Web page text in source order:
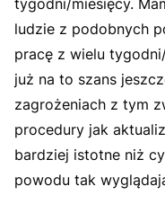
tygodni/miesięcy.
ludzie z podobnych
pracę z wielu
już na to szans
zagrożeniach z tym
procedury jak
bardziej istotne niż
powodu tak